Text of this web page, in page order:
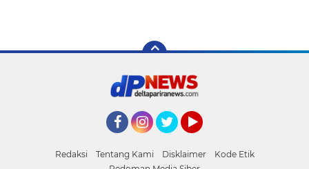
Redaksi Tentang Kami Disklaimer
Kode Etik